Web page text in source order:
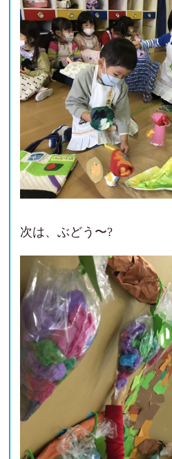
次は、ぶどう〜?